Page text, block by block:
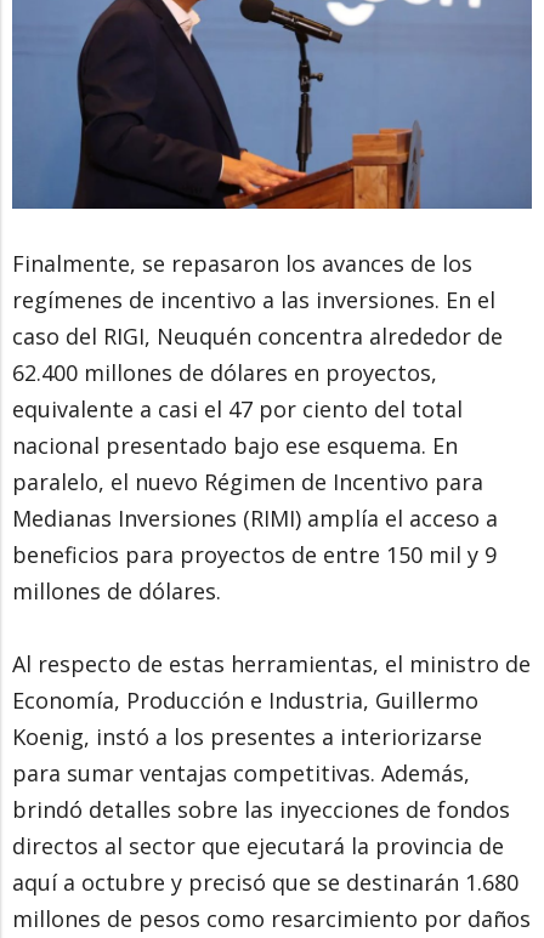
Finalmente, se repasaron los avances de los
regímenes de incentivo a las inversiones. En el
caso del RIGI, Neuquén concentra alrededor de
62.400 millones de dólares en proyectos,
equivalente a casi el 47 por ciento del total
nacional presentado bajo ese esquema. En
paralelo, el nuevo Régimen de Incentivo para
Medianas Inversiones (RIMI) amplía el acceso a
beneficios para proyectos de entre 150 mil y 9
millones de dólares.
Al respecto de estas herramientas, el ministro de
Economía, Producción e Industria, Guillermo
Koenig, instó a los presentes a interiorizarse
para sumar ventajas competitivas. Además,
brindó detalles sobre las inyecciones de fondos
directos al sector que ejecutará la provincia de
aquí a octubre y precisó que se destinarán 1.680
millones de pesos como resarcimiento por daños